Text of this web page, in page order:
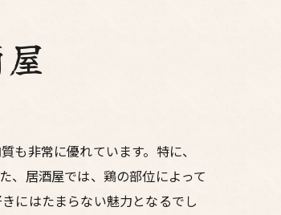
非常に優れています。特に、
、居酒屋では、鶏の部位によって
にはたまらない魅力となるでし